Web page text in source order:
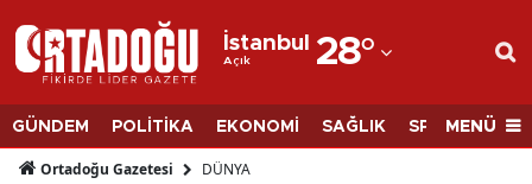
İstanbul
Açık 28°
Adana
Adıyaman
Afyonkarahisar
GÜNDEM POLİTİKA EKONOMİ SAĞLIK SPORMENÜ
Ortadoğu Gazetesi DÜNYA